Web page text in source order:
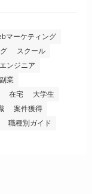
マーケティング
スクール
ンジニア
副業
在宅
大学生
案件獲得
職種別ガイド